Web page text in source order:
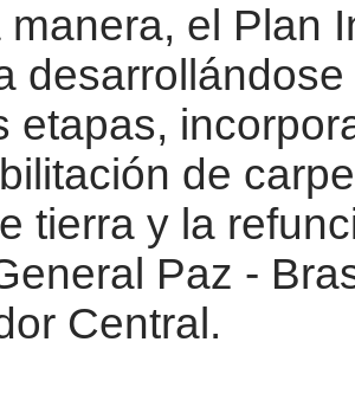
manera, el Plan
etapas,
de
tierra y la
Paz -
Central.